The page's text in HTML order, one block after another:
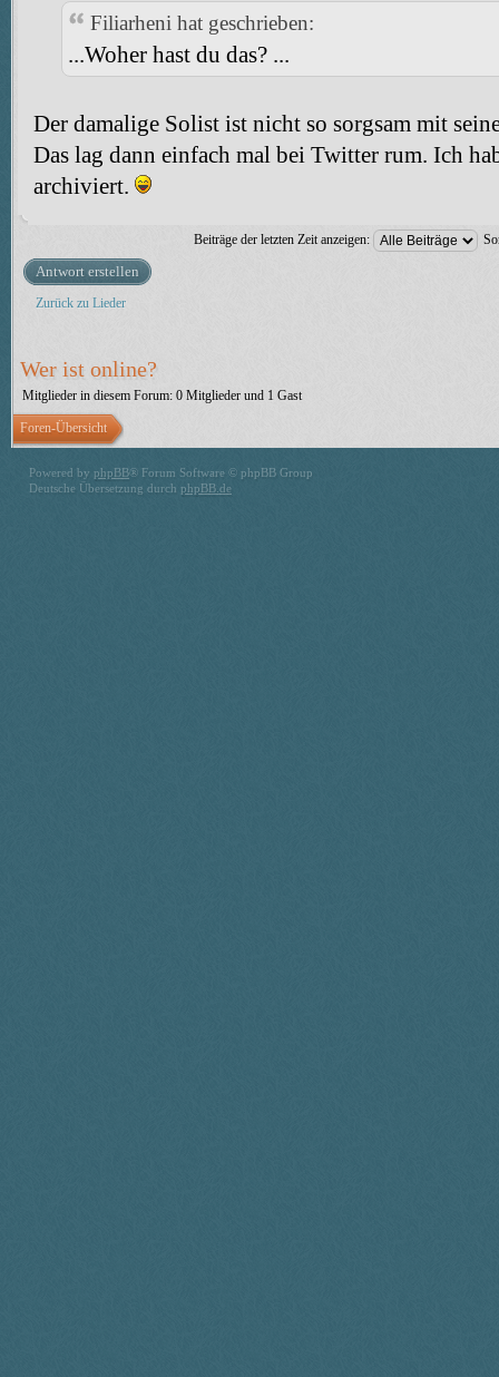
Filiarheni hat geschrieben:
...Woher hast du das? ...
Der damalige Solist ist nicht so sorgsam mit
Das lag dann einfach mal bei Twitter rum. Ich
archiviert.
Beiträge der letzten Zeit anzeigen:
Antwort erstellen
Zurück zu Lieder
Wer ist online?
Mitglieder in diesem Forum: 0 Mitglieder und 1 Gast
Foren-Übersicht
Powered by phpBB® Forum Software © phpBB Group
Deutsche Übersetzung durch phpBB.de